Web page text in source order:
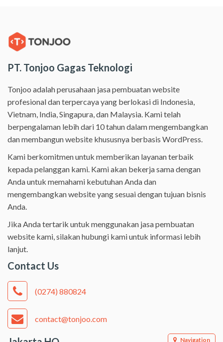
PT. Tonjoo Gagas Teknologi
Tonjoo adalah perusahaan jasa pembuatan website
profesional dan terpercaya yang berlokasi di Indonesia,
Vietnam, India, Singapura, dan Malaysia. Kami telah
berpengalaman lebih dari 10 tahun dalam mengembangkan
dan membangun website khususnya berbasis WordPress.
Kami berkomitmen untuk memberikan layanan terbaik
kepada pelanggan kami. Kami akan bekerja sama dengan
Anda untuk memahami kebutuhan Anda dan
mengembangkan website yang sesuai dengan tujuan bisnis
Anda.
Jika Anda tertarik untuk menggunakan jasa pembuatan
website kami, silakan hubungi kami untuk informasi lebih
lanjut.
Contact Us
(0274) 880824
contact@tonjoo.com
Navigation